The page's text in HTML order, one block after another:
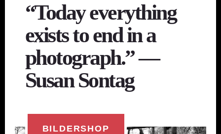
“Today everything
exists to end in a
photograph.” ―
Susan Sontag
BILDERSHOP